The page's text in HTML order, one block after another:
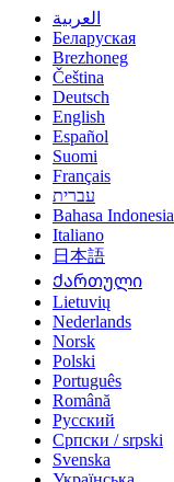
العربية
Беларуская
Brezhoneg
Čeština
Deutsch
English
Español
Suomi
Français
עברית
Bahasa Indonesia
Italiano
日本語
Ქართული
Lietuvių
Nederlands
Norsk
Polski
Português
Română
Русский
Српски / srpski
Svenska